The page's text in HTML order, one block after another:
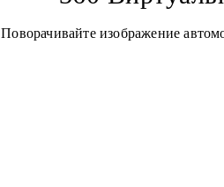
Поворачивайте изображение